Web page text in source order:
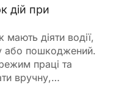
дій при
діяти водії,
або пошкоджений.
праці та
вручну,